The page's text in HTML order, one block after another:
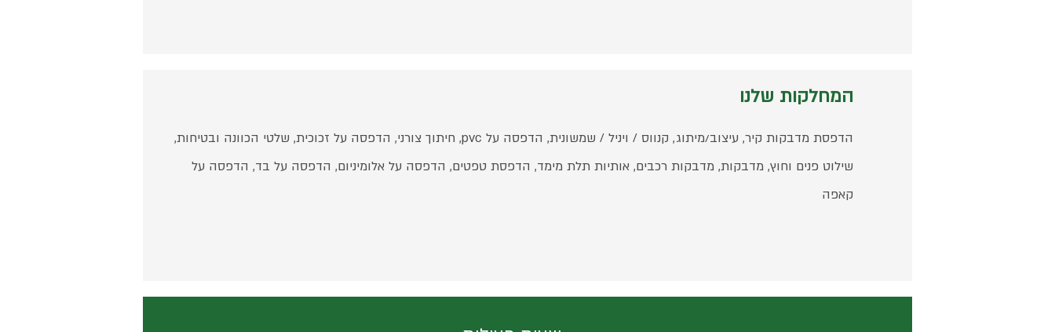
המחלקות שלנו
הדפסת מדבקות קיר, עיצוב/מיתוג, קנווס / ויניל / שמשונית, הדפסה על pvc, חיתוך צורני, הדפסה על זכוכית, שלטי הכוונה ובטיחות,
שילוט פנים וחוץ, מדבקות, מדבקות רכבים, אותיות תלת מימד, הדפסת טפטים, הדפסה על אלומיניום, הדפסה על בד, הדפסה על
קאפה